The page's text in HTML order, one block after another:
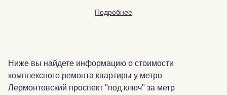
Подробнее
Ниже вы найдете информацию о стоимости
комплексного ремонта квартиры у метро
Лермонтовский проспект "под ключ" за метр